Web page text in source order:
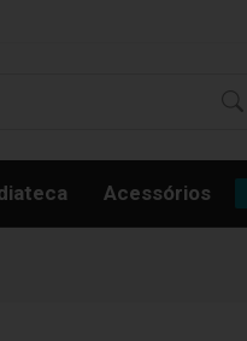
Acessórios